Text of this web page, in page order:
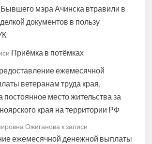
Бывшего мэра Ачинска втравили в
документов в пользу
Приёмка в потёмках
ежемесячной
ветеранам труда края,
место жительства за
края на территории РФ
Ожиганова к записи
ежемесячной денежной выплаты